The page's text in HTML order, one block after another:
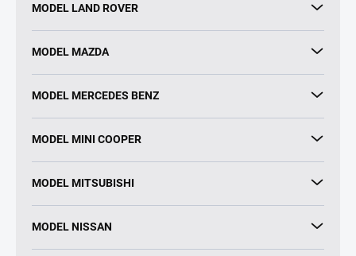
MODEL LAND ROVER
MODEL MAZDA
MODEL MERCEDES BENZ
MODEL MINI COOPER
MODEL MITSUBISHI
MODEL NISSAN